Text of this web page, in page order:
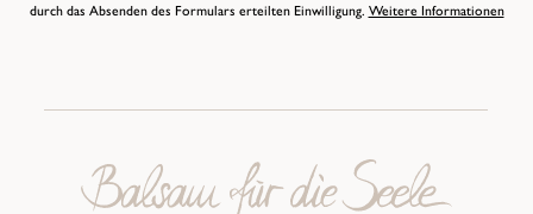
durch das Absenden des Formulars erteilten Einwilligung. Weitere Informationen